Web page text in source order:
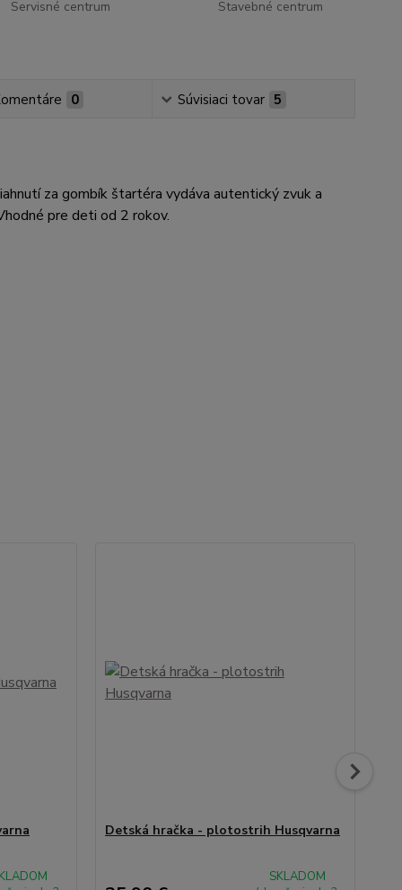
Servisné centrum
Stavebné centrum
0 Súvisiaci tovar 5
za gombík štartéra vydáva autentický zvuk a
pre deti od 2 rokov.
Detská hračka - plotostrih Husqvarna
SKLADOM